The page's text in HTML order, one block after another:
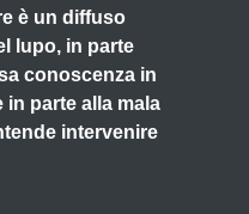
è un diffuso
lupo, in parte
conoscenza in
in parte alla mala
intervenire